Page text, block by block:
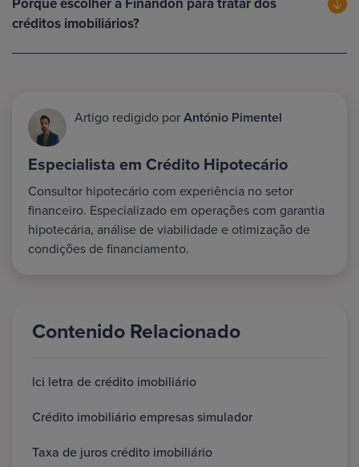
créditos imobiliários?
Artigo redigido porAntónio Pimentel
Especialista em Crédito Hipotecário
Consultor hipotecário com experiência no setor
financeiro. Especializado em operações com garantia
hipotecária, análise de viabilidade e otimização de
condições de financiamento.
Contenido Relacionado
lci letra de crédito imobiliário
Crédito imobiliário empresas simulador
Taxa de juros crédito imobiliário